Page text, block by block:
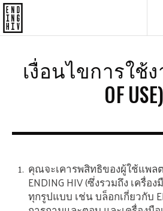
เงื่อนไขการใช้ง
OF USE)
คุณจะเคารพสิทธิของผู้ใช้แพ
ENDING HIV (ซึ่งรวมถึง เครื่
ทุกรูปแบบ เช่น บล็อกเกี่ยวกับ